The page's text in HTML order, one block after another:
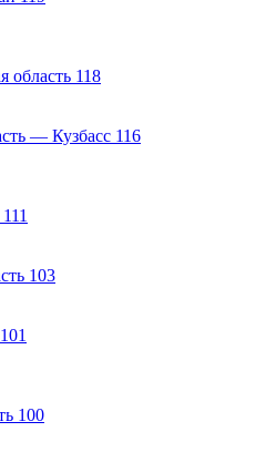
область 118
— Кузбасс 116
111
103
101
100